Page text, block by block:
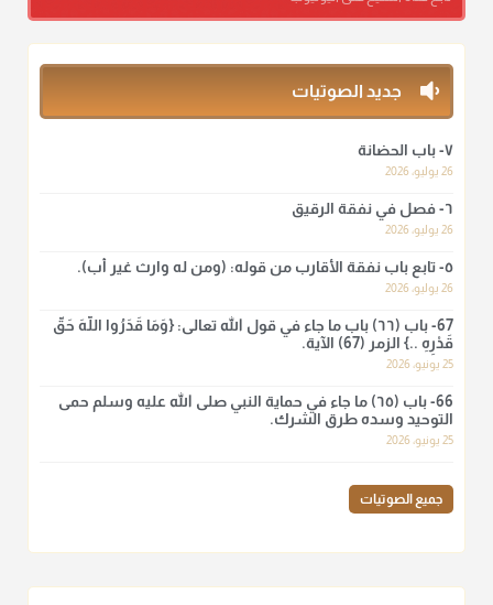
ومن المعاصرين أنكره الشيخ بكر أبو زيد وابن عثيمين، وحسبك
بقول الإمام مالك رحمه الله :"ما سمعتُ أنه يدعو عند ختم القرآن
وما هو من عمل الناس"
منذ 3 شهر
لا أعلم لدعاء ختم القرآن في الصلاة أصلاً صحيحاً يعتمد عليه من سنة
الرسول صلى الله عليه وسلّم، ولا من عمل الصحابة رضي الله
منذ 3 شهر
أ.د. صالح الشمراني
نرى اليوم بأبصارنا بعض ما رأى العلماء ببصائرهم: "والرافضة ليس
لهم سعي إلا في هدم الإسلام و نقض عراه...فأيامهم في الإسلام
كلها سود" ابن تيمية.
أ.د. صالح الشمراني
جديد الصوتيات
٧- باب الحضانة
26 يوليو، 2026
٦- فصل في نفقة الرقيق
26 يوليو، 2026
٥- تابع باب نفقة الأقارب من قوله: (ومن له وارث غير أب).
26 يوليو، 2026
67- باب (٦٦) باب ما جاء في قول الله تعالى: {وَمَا قَدَرُوا اللَّهَ حَقَّ
قَدْرِهِ ..} الزمر (67) الآية.
25 يونيو، 2026
66- باب (٦٥) ما جاء في حماية النبي صلى الله عليه وسلم حمى
التوحيد وسده طرق الشرك.
25 يونيو، 2026
جميع الصوتيات